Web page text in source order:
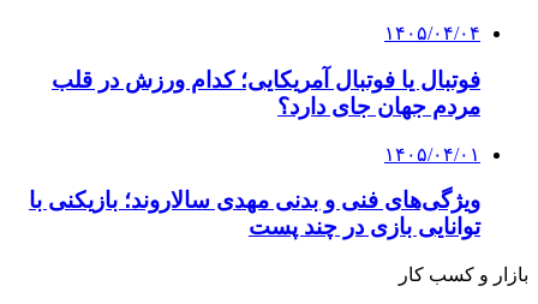
۱۴۰۵/۰۴/۰۴
فوتبال یا فوتبال آمریکایی؛ کدام ورزش در قلب
مردم جهان جای دارد؟
۱۴۰۵/۰۴/۰۱
ویژگی‌های فنی و بدنی مهدی سالاروند؛ بازیکنی با
توانایی بازی در چند پست
بازار و کسب کار